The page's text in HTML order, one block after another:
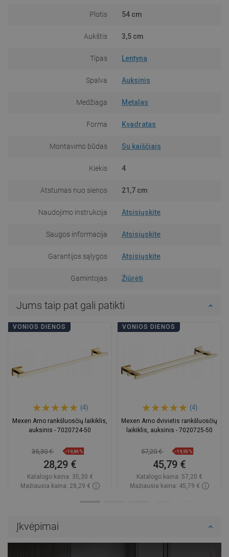
Plotis 54 cm
Aukštis 3,5 cm
Tipas Lentyna
Spalva Auksinis
Medžiaga Metalas
Forma Kvadratas
Montavimo būdas Su kaiščiais
Kiekis 4
Atstumas nuo sienos 21,7 cm
Naudojimo instrukcija Atsisiųskite
Saugos informacija Atsisiųskite
Garantijos sąlygos Atsisiųskite
Gamintojas Žiūrėti
Jums taip pat gali patikti
VONIOS DIENOS
(4)
Mexen Arno rankšluosčių laikiklis,
auksinis - 7020724-50
35,30 € −19,86%
28,29 €
Katalogo kaina: 35,30 €
Mažiausia kaina: 28,29 €
VONIOS DIENOS
(4)
Mexen Arno dvivietis rankšluosčių
laikiklis, auksinis - 7020725-50
57,20 € −19,95%
45,79 €
Katalogo kaina: 57,20 €
Mažiausia kaina: 45,79 €
Įkvėpimai